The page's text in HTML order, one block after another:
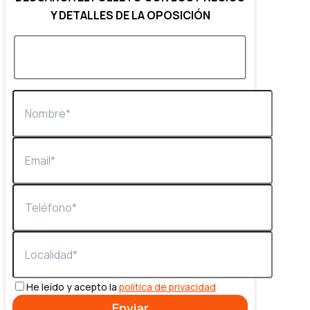
Y DETALLES DE LA OPOSICIÓN
He leído y acepto la política de privacidad